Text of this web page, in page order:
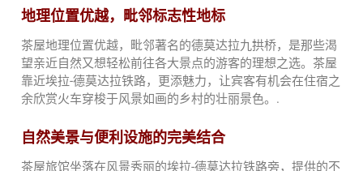
地理位置优越，毗邻标志性地标
茶屋地理位置优越，毗邻著名的德莫达拉九拱桥，是那些渴
望亲近自然又想轻松前往各大景点的游客的理想之选。茶屋
靠近埃拉-德莫达拉铁路，更添魅力，让宾客有机会在住宿之
余欣赏火车穿梭于风景如画的乡村的壮丽景色。.
自然美景与便利设施的完美结合
茶屋旅馆坐落在风景秀丽的埃拉-德莫达拉铁路旁，提供的不